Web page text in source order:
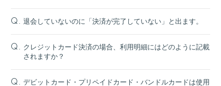
Q. 退会していないのに「決済が完了していない」と出ます。
Q. クレジットカード決済の場合、利用明細にはどのように記載
されますか？
Q. デビットカード・プリペイドカード・バンドルカードは使用